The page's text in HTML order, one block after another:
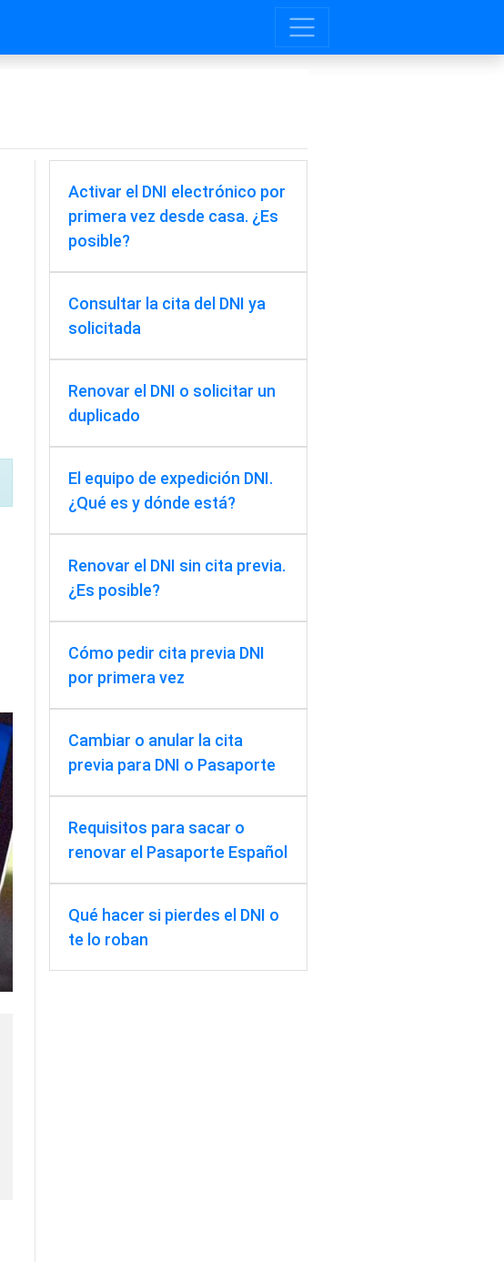
Activar el DNI electrónico por
primera vez desde casa. ¿Es
posible?
Consultar la cita del DNI ya
solicitada
Renovar el DNI o solicitar un
duplicado
El equipo de expedición DNI.
¿Qué es y dónde está?
Renovar el DNI sin cita previa.
¿Es posible?
Cómo pedir cita previa DNI
por primera vez
Cambiar o anular la cita
previa para DNI o Pasaporte
Requisitos para sacar o
renovar el Pasaporte Español
Qué hacer si pierdes el DNI o
te lo roban